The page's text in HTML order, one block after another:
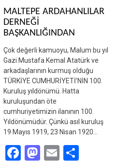
MALTEPE ARDAHANLILAR
DERNEĞİ
BAŞKANLIĞINDAN
Çok değerli kamuoyu, Malum bu yıl
Gazi Mustafa Kemal Atatürk ve
arkadaşlarının kurmuş olduğu
TÜRKİYE CUMHURİYETİ’NİN 100.
Kuruluş yıldönümü. Hatta
kuruluşundan öte
cumhuriyetimizin ilanının 100.
Yıldönümüdür. Çünkü asıl kuruluş
19 Mayıs 1919, 23 Nisan 1920…
Facebook
Mastodon
Email